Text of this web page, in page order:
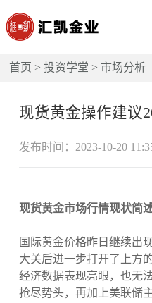
首页 >投资学堂 >市场分析
现货黄金操作建议
发布时间：2023-10-20
现货黄金市场行情现状简述
国际黄金价格昨日继续出
大关后进一步打开了上方
经济数据表现亮眼，也无
抢尽势头，再加上美联储